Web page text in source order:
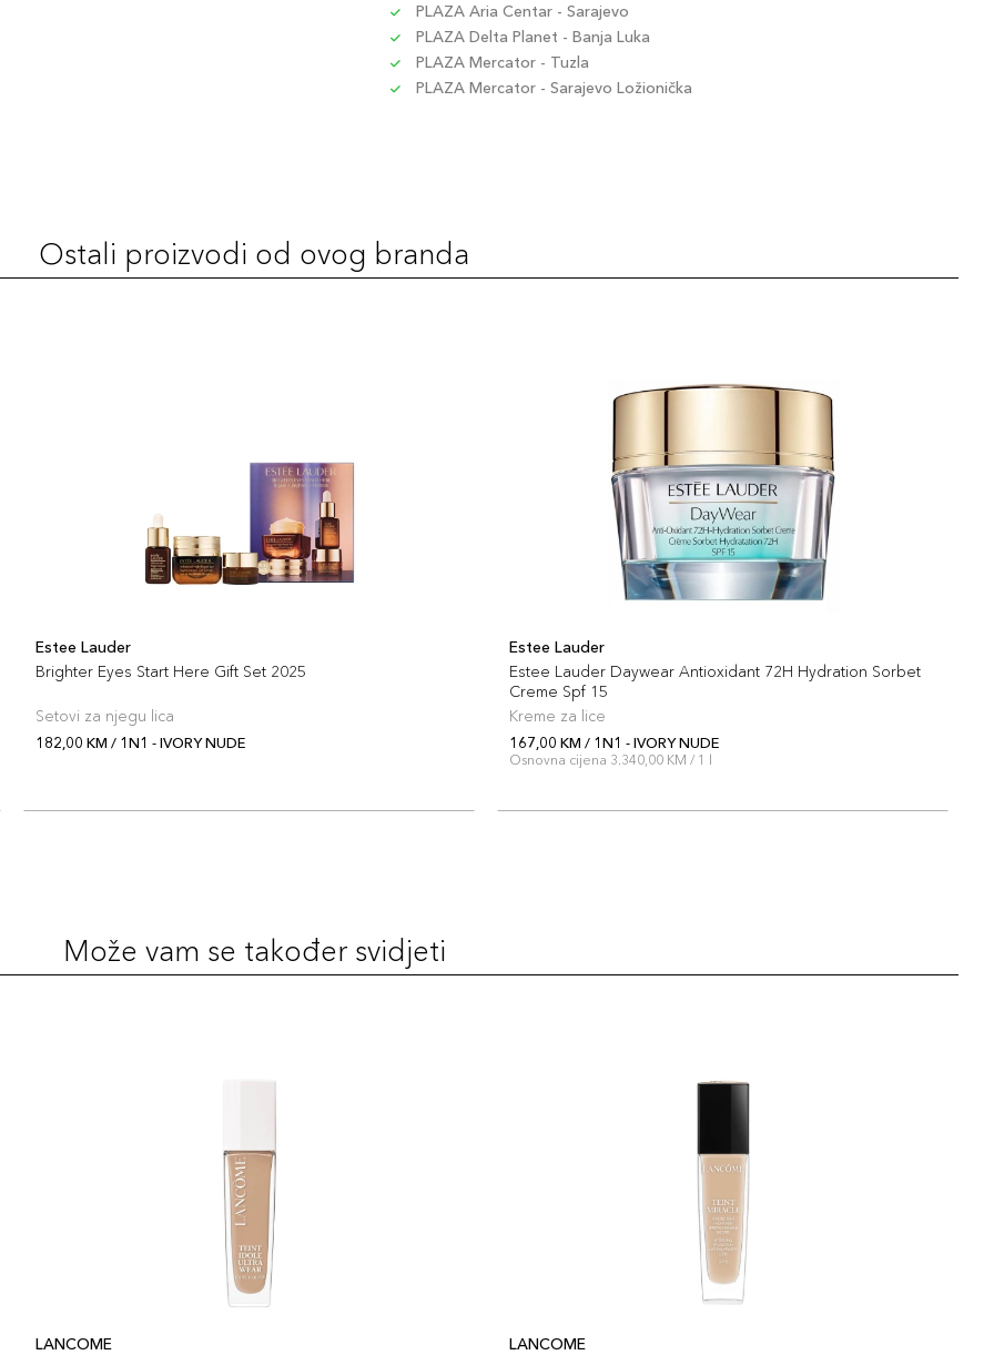
PLAZA Aria Centar - Sarajevo
PLAZA Delta Planet - Banja Luka
PLAZA Mercator - Tuzla
PLAZA Mercator - Sarajevo Ložionička
Ostali proizvodi od ovog branda
Estee Lauder
Brighter Eyes Start Here Gift Set 2025
Setovi za njegu lica
182,00 KM / 1N1 - IVORY NUDE
Estee Lauder
Estee Lauder Daywear Antioxidant 72H Hydration Sorbet
Creme Spf 15
Kreme za lice
167,00 KM / 1N1 - IVORY NUDE
Osnovna cijena 3.340,00 KM / 1 l
Može vam se također svidjeti
LANCOME
LANCOME